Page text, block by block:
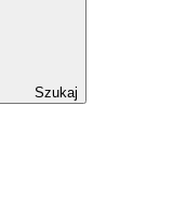
Szukaj